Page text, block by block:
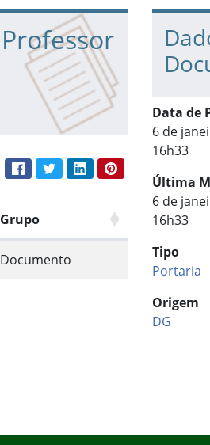
conteúdo:
FacebookTwitterLinkedInPinterest
Grupo
Documento
Data de
6 de
16h33
Última
6 de
16h33
Tipo
Portaria
Origem
DG